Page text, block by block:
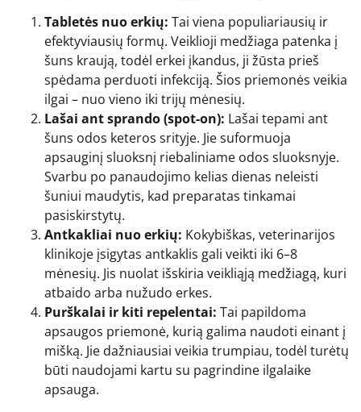
Tabletės nuo erkių: Tai viena populiariausių ir
efektyviausių formų. Veiklioji medžiaga patenka į
šuns kraują, todėl erkei įkandus, ji žūsta prieš
spėdama perduoti infekciją. Šios priemonės veikia
ilgai – nuo vieno iki trijų mėnesių.
Lašai ant sprando (spot-on): Lašai tepami ant
šuns odos keteros srityje. Jie suformuoja
apsauginį sluoksnį riebaliniame odos sluoksnyje.
Svarbu po panaudojimo kelias dienas neleisti
šuniui maudytis, kad preparatas tinkamai
pasiskirstytų.
Antkakliai nuo erkių: Kokybiškas, veterinarijos
klinikoje įsigytas antkaklis gali veikti iki 6–8
mėnesių. Jis nuolat išskiria veikliąją medžiagą, kuri
atbaido arba nužudo erkes.
Purškalai ir kiti repelentai: Tai papildoma
apsaugos priemonė, kurią galima naudoti einant į
mišką. Jie dažniausiai veikia trumpiau, todėl turėtų
būti naudojami kartu su pagrindine ilgalaike
apsauga.